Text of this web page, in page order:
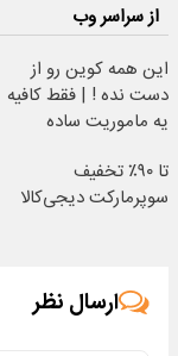
از سراسر وب
این همه کوین رو از
دست نده ! | فقط کافیه
یه ماموریت ساده
تا ۹۰٪ تخفیف
سوپرمارکت دیجی‌کالا
ارسال نظر